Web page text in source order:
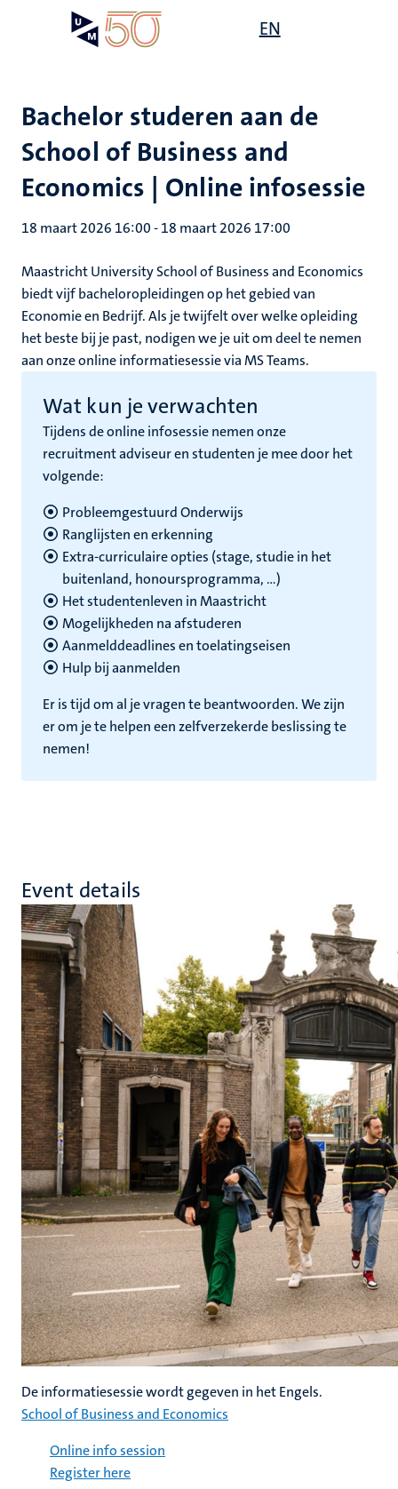
gaan
EN
Bachelor studeren aan de
School of Business and
Economics | Online infosessie
18 maart 2026 16:00-18 maart 2026 17:00
Maastricht University School of Business and Economics
biedt vijf bacheloropleidingen op het gebied van
Economie en Bedrijf. Als je twijfelt over welke opleiding
het beste bij je past, nodigen we je uit om deel te nemen
aan onze online informatiesessie via MS Teams.
Wat kun je verwachten
Tijdens de online infosessie nemen onze
recruitment adviseur en studenten je mee door het
volgende:
Probleemgestuurd Onderwijs
Ranglijsten en erkenning
Extra-curriculaire opties (stage, studie in het
buitenland, honoursprogramma, ...)
Het studentenleven in Maastricht
Mogelijkheden na afstuderen
Aanmelddeadlines en toelatingseisen
Hulp bij aanmelden
Er is tijd om al je vragen te beantwoorden. We zijn
er om je te helpen een zelfverzekerde beslissing te
nemen!
Event details
De informatiesessie wordt gegeven in het Engels.
School of Business and Economics
Online info session
Register here